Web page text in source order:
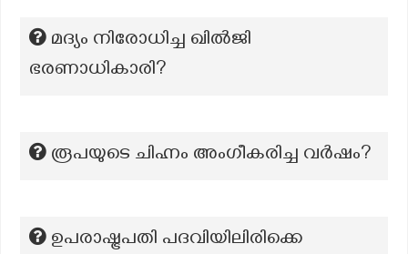
മദ്യം നിരോധിച്ച ഖിൽജി
ഭരണാധികാരി?
രൂപയുടെ ചിഹ്നം അംഗീകരിച്ച വർഷം?
ഉപരാഷ്ട്രപതി പദവിയിലിരിക്കെ